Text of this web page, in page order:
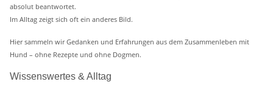
absolut beantwortet.
Im Alltag zeigt sich oft ein anderes Bild.
Hier sammeln wir Gedanken und Erfahrungen aus dem Zusammenleben mit
Hund – ohne Rezepte und ohne Dogmen.
Wissenswertes & Alltag